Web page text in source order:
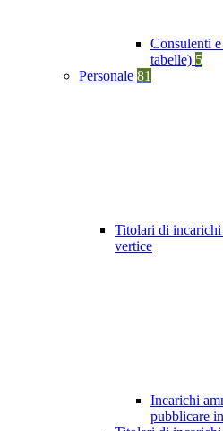
Consulenti
tabelle) 5
Personale 81
Titolari di
vertice
Incarichi
pubblicare